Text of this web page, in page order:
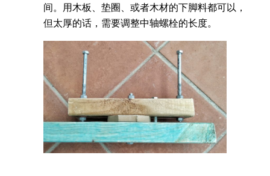
间。用木板、垫圈、或者木材的下脚料都可以，
但太厚的话，需要调整中轴螺栓的长度。